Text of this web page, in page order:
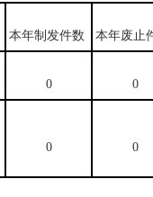
本年制发件数 本年废止
0 0
0 0